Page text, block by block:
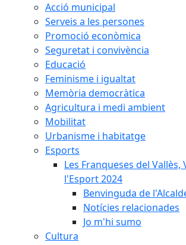
Acció municipal
Serveis a les persones
Promoció econòmica
Seguretat i convivència
Educació
Feminisme i igualtat
Memòria democràtica
Agricultura i medi ambient
Mobilitat
Urbanisme i habitatge
Esports
Les Franqueses del Vallès,
l'Esport 2024
Benvinguda de
Notícies relacionades
Jo m'hi sumo
Cultura